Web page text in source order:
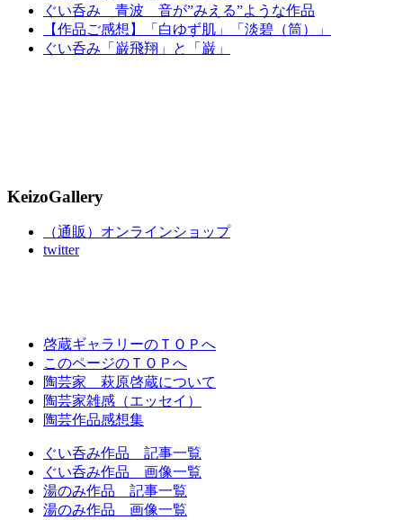
ぐい呑み 青波 音が”みえる”ような作品
【作品ご感想】「白ゆず肌」「淡碧（筒）」
ぐい呑み「巌飛翔」と「巌」
KeizoGallery
（通販）オンラインショップ
twitter
啓蔵ギャラリーのＴＯＰへ
このページのＴＯＰへ
陶芸家 萩原啓蔵について
陶芸家雑感（エッセイ）
陶芸作品感想集
ぐい呑み作品 記事一覧
ぐい呑み作品 画像一覧
湯のみ作品 記事一覧
湯のみ作品 画像一覧